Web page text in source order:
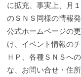
に拡充、事実上、月
のＳＮＳ同様の情報
公式ホームページの
け、イベント情報の
ＨＰ、各種ＳＮＳへ
な、お問い合せ・住